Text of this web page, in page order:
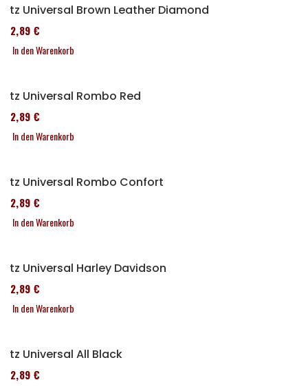
Sitz Universal Brown Leather Diamond
152,89 €
In den Warenkorb
Sitz Universal Rombo Red
152,89 €
In den Warenkorb
Sitz Universal Rombo Confort
152,89 €
In den Warenkorb
Sitz Universal Harley Davidson
152,89 €
In den Warenkorb
Sitz Universal All Black
152,89 €